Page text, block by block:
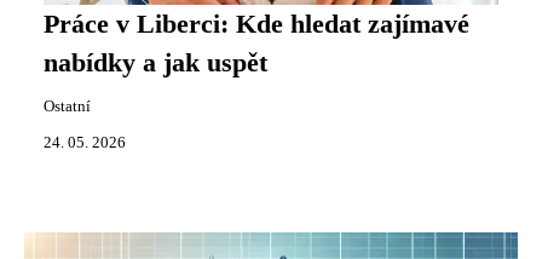
Práce v Liberci: Kde hledat zajímavé
nabídky a jak uspět
Ostatní
24. 05. 2026